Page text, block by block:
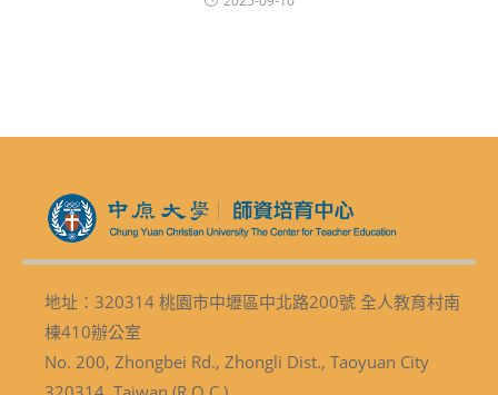
地址：320314 桃園市中壢區中北路200號 全人教育村南
棟410辦公室
No. 200, Zhongbei Rd., Zhongli Dist., Taoyuan City